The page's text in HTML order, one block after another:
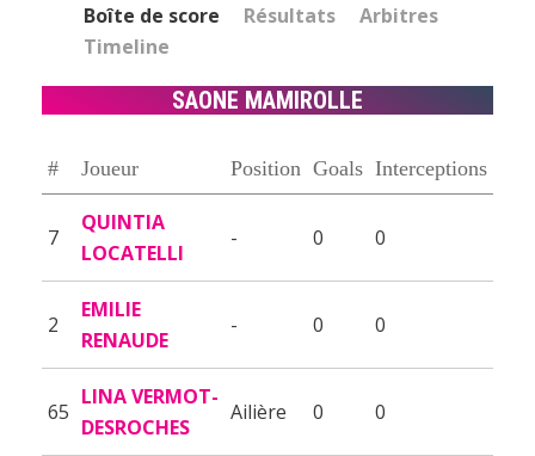
Boîte de score Résultats
Arbitres
Timeline
SAONE MAMIROLLE
# Joueur Position Goals Interceptions
7
QUINTIA
LOCATELLI
- 0 0
2
EMILIE
RENAUDE
- 0 0
65
LINA VERMOT-
DESROCHES
Ailière 0 0